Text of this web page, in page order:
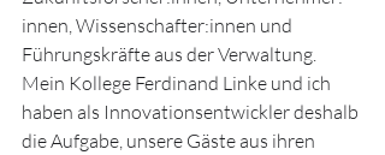
innen, Wissenschafter:innen und
Führungskräfte aus der Verwaltung.
Mein Kollege Ferdinand Linke und ich
haben als Innovationsentwickler deshalb
die Aufgabe, unsere Gäste aus ihren